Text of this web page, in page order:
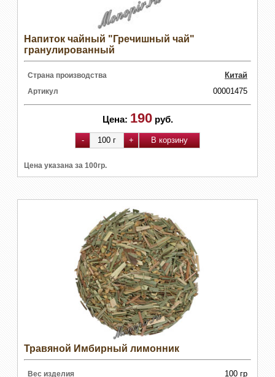
Напиток чайный "Гречишный чай"
гранулированный
Страна производства Китай
Артикул 00001475
Цена: 190 руб.
Цена указана за 100гр.
Травяной Имбирный лимонник
Вес изделия 100 гр